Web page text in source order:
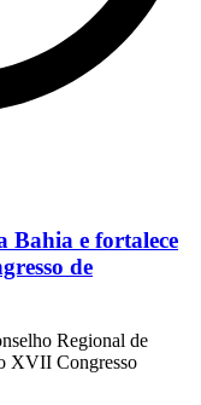
Bahia e fortalece
de
Regional de
XVII Congresso